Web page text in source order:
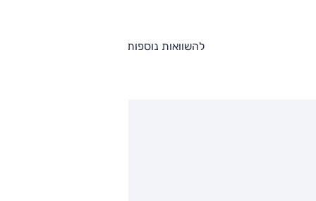
להשוואות נוספות